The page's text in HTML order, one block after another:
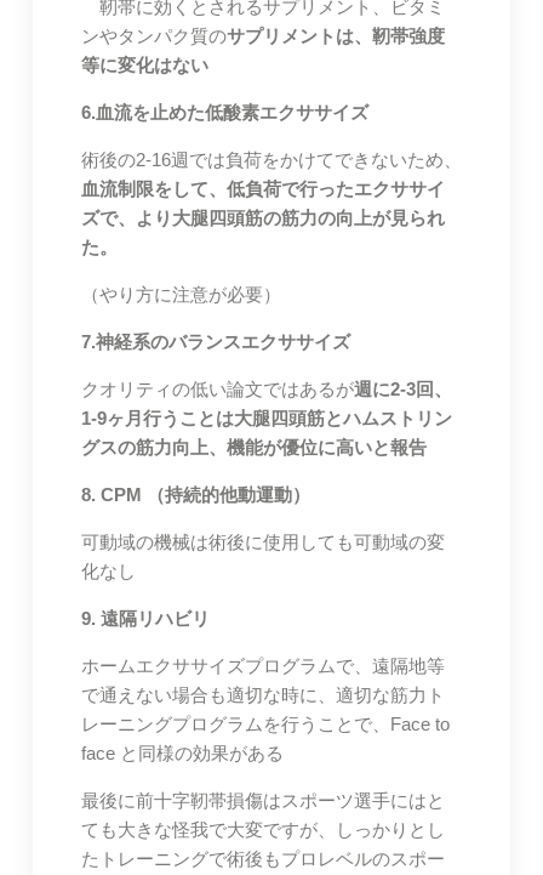
靭帯に効くとされるサプリメント、ビタミ
ンやタンパク質のサプリメントは、靭帯強度
等に変化はない
6.血流を止めた低酸素エクササイズ
術後の2-16週では負荷をかけてできないため、
血流制限をして、低負荷で行ったエクササイ
ズで、より大腿四頭筋の筋力の向上が見られ
た。
（やり方に注意が必要）
7.神経系のバランスエクササイズ
クオリティの低い論文ではあるが週に2-3回、
1-9ヶ月行うことは大腿四頭筋とハムストリン
グスの筋力向上、機能が優位に高いと報告
8. CPM （持続的他動運動）
可動域の機械は術後に使用しても可動域の変
化なし
9. 遠隔リハビリ
ホームエクササイズプログラムで、遠隔地等
で通えない場合も適切な時に、適切な筋力ト
レーニングプログラムを行うことで、Face to
face と同様の効果がある
最後に前十字靭帯損傷はスポーツ選手にはと
ても大きな怪我で大変ですが、しっかりとし
たトレーニングで術後もプロレベルのスポー